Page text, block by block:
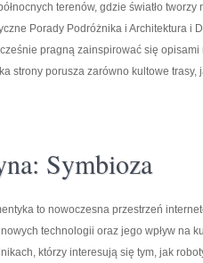
terenów, gdzie światło
Porady Podróżnika i Architektura i
pragną zainspirować się
strony porusza zarówno kultowe trasy,
Symbioza
to nowoczesna przestrzeń
technologii oraz jego wpływ na
którzy interesują się tym, jak